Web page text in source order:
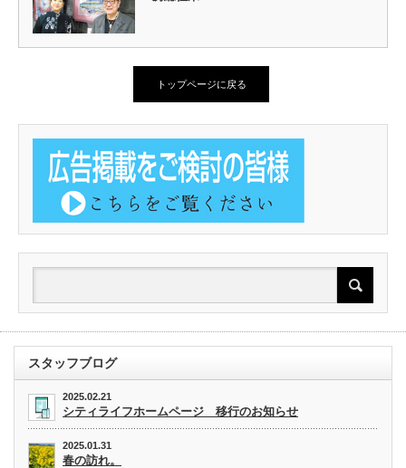
トップページに戻る
スタッフブログ
2025.02.21
シティライフホームページ 移行のお知らせ
2025.01.31
春の訪れ。